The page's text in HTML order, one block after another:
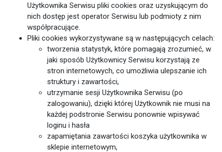
Użytkownika Serwisu pliki cookies oraz uzyskującym do
nich dostęp jest operator Serwisu lub podmioty z nim
współpracujące.
Pliki cookies wykorzystywane są w następujących celach:
tworzenia statystyk, które pomagają zrozumieć, w
jaki sposób Użytkownicy Serwisu korzystają ze
stron internetowych, co umożliwia ulepszanie ich
struktury i zawartości,
utrzymanie sesji Użytkownika Serwisu (po
zalogowaniu), dzięki której Użytkownik nie musi na
każdej podstronie Serwisu ponownie wpisywać
loginu i hasła
zapamiętania zawartości koszyka użytkownika w
sklepie internetowym,